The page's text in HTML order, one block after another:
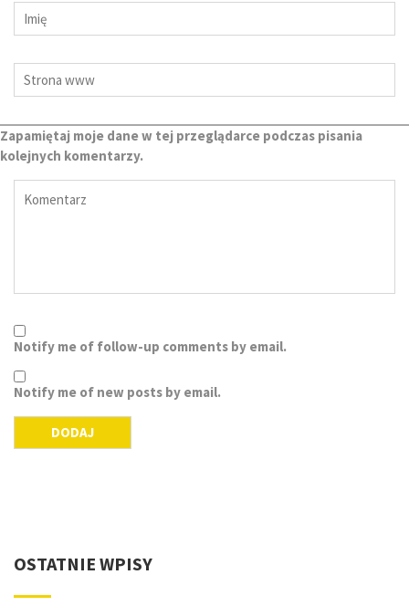
Zapamiętaj moje dane w tej przeglądarce podczas pisania
kolejnych komentarzy.
Notify me of follow-up comments by email.
Notify me of new posts by email.
OSTATNIE WPISY